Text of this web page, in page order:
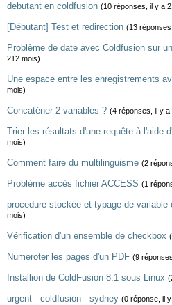
debutant en coldfusion (10 réponses, il y a
[Débutant] Test et redirection (13
Problème de date avec Coldfusion sur
212 mois)
Une espace entre les enregistrements
mois)
Concaténer 2 variables ? (4 réponses, il y a
Trier les résultats d'une requête à l'aide
mois)
Comment faire du multilinguisme (2
Problème accès fichier ACCESS (1
procedure stockée et typage de variable
mois)
Vérification d'un ensemble de checkbox
Numeroter les pages d'un PDF (9
Installion de ColdFusion 8.1 sous Linux
urgent - coldfusion - sydney (0 réponse, il